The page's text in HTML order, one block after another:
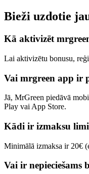
Bieži uzdotie
Kā aktivizēt
Lai aktivizētu bonusu,
Vai mrgreen app ir
Jā, MrGreen piedāvā
Play vai App Store.
Kādi ir izmaksu
Minimālā izmaksa ir 20€
Vai ir nepieciešams